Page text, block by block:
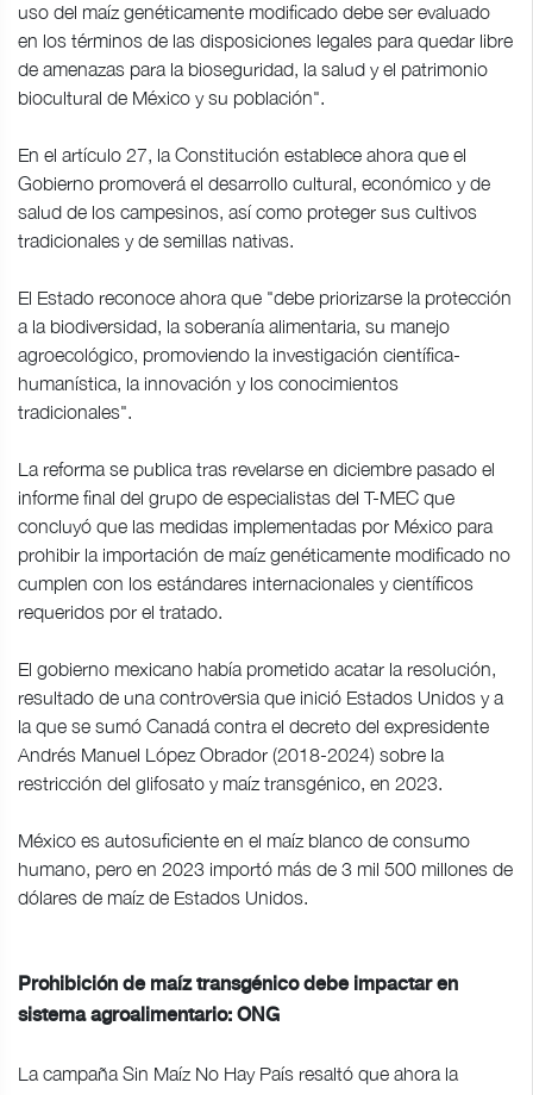
uso del maíz genéticamente modificado debe ser evaluado
en los términos de las disposiciones legales para quedar libre
de amenazas para la bioseguridad, la salud y el patrimonio
biocultural de México y su población".
En el artículo 27, la Constitución establece ahora que el
Gobierno promoverá el desarrollo cultural, económico y de
salud de los campesinos, así como proteger sus cultivos
tradicionales y de semillas nativas.
El Estado reconoce ahora que "debe priorizarse la protección
a la biodiversidad, la soberanía alimentaria, su manejo
agroecológico, promoviendo la investigación científica-
humanística, la innovación y los conocimientos
tradicionales".
La reforma se publica tras revelarse en diciembre pasado el
informe final del grupo de especialistas del T-MEC que
concluyó que las medidas implementadas por México para
prohibir la importación de maíz genéticamente modificado no
cumplen con los estándares internacionales y científicos
requeridos por el tratado.
El gobierno mexicano había prometido acatar la resolución,
resultado de una controversia que inició Estados Unidos y a
la que se sumó Canadá contra el decreto del expresidente
Andrés Manuel López Obrador (2018-2024) sobre la
restricción del glifosato y maíz transgénico, en 2023.
México es autosuficiente en el maíz blanco de consumo
humano, pero en 2023 importó más de 3 mil 500 millones de
dólares de maíz de Estados Unidos.
Prohibición de maíz transgénico debe impactar en
sistema agroalimentario: ONG
La campaña Sin Maíz No Hay País resaltó que ahora la